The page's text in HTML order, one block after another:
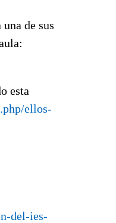
de sus
esta
ellos-
del-ies-